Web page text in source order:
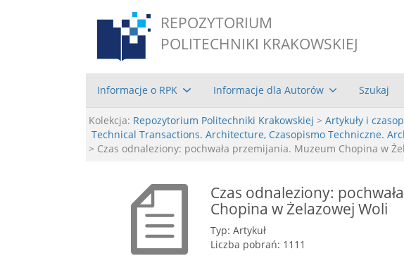
REPOZYTORIUM
POLITECHNIKI KRAKOWSKIEJ
Informacje o RPK Informacje dla Autorów Szukaj
Kolekcja: Repozytorium Politechniki Krakowskiej > Artykuły i
Technical Transactions. Architecture, Czasopismo Techniczne.
> Czas odnaleziony: pochwała przemijania. Muzeum Chopina w
Czas odnaleziony:
Chopina w Żelazowej Woli
Typ: Artykuł
Liczba pobrań: 1111